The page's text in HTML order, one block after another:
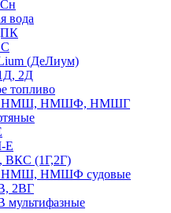
вода
(ДеЛиум)
2Д
топливо
НМШФ, НМШГ
Е
ВКС (1Г,2Г)
НМШФ судовые
2ВГ
мультифазные